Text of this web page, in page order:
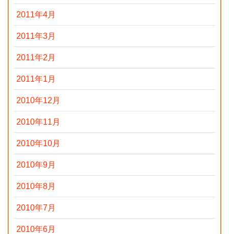
2011年4月
2011年3月
2011年2月
2011年1月
2010年12月
2010年11月
2010年10月
2010年9月
2010年8月
2010年7月
2010年6月